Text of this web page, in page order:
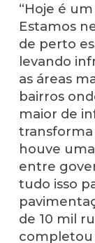
“Hoje é
Estamos
de perto
levando
as áreas
bairros
maior de
transforma
houve
entre
tudo isso
de 10 mil
completou